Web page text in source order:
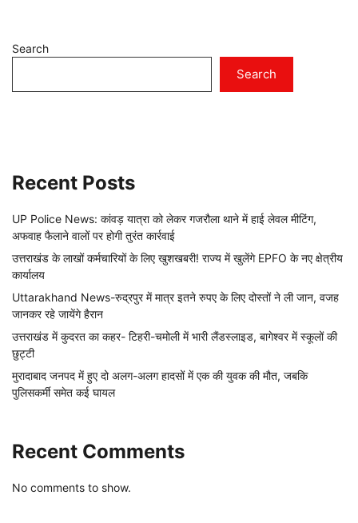
Search
Search
Recent Posts
UP Police News: कांवड़ यात्रा को लेकर गजरौला थाने में हाई लेवल मीटिंग,
अफवाह फैलाने वालों पर होगी तुरंत कार्रवाई
उत्तराखंड के लाखों कर्मचारियों के लिए खुशखबरी! राज्य में खुलेंगे EPFO के नए क्षेत्रीय
कार्यालय
Uttarakhand News-रुद्रपुर में मात्र इतने रुपए के लिए दोस्तों ने ली जान, वजह
जानकर रहे जायेंगे हैरान
उत्तराखंड में कुदरत का कहर- टिहरी-चमोली में भारी लैंडस्लाइड, बागेश्वर में स्कूलों की
छुट्टी
मुरादाबाद जनपद में हुए दो अलग-अलग हादसों में एक की युवक की मौत, जबकि
पुलिसकर्मी समेत कई घायल
Recent Comments
No comments to show.